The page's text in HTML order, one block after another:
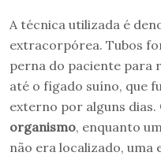
A técnica utilizada é
extracorpórea. Tubos
perna do paciente para
até o fígado suíno, que
externo por alguns dias.
organismo, enquanto
não era localizado, uma